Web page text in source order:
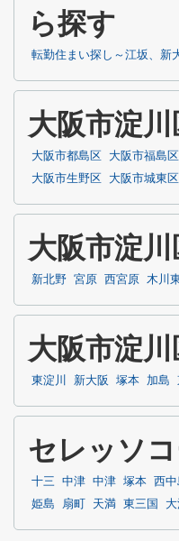
ら探す
転勤住まい探し～江坂、新
大阪市淀
大阪市都島区 大阪市福島区
大阪市生野区
大阪市城東区
大阪市淀
新北野 宮原 西宮原 木川
大阪市淀
東淀川 新大阪 塚本 加島
セレッソ
十三 中津 中津 塚本 西
姫島
扇町 天満 東三国